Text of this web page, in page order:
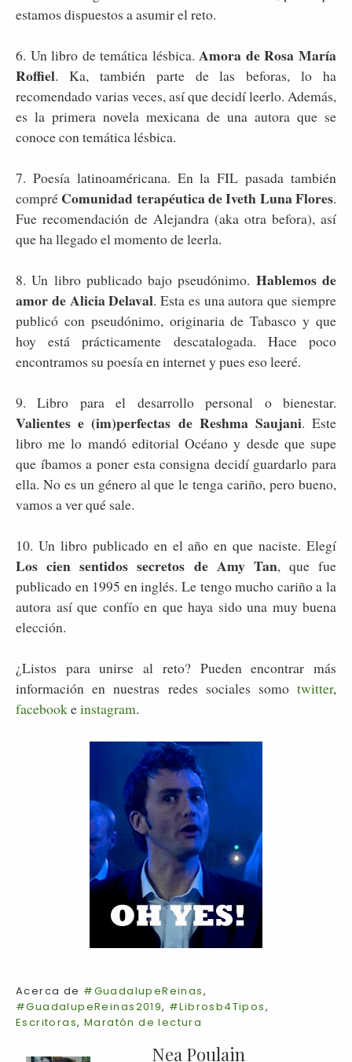
estamos dispuestos a asumir el reto.
6. Un libro de temática lésbica. Amora de Rosa María
Roffiel. Ka, también parte de las beforas, lo ha
recomendado varias veces, así que decidí leerlo. Además,
es la primera novela mexicana de una autora que se
conoce con temática lésbica.
7. Poesía latinoaméricana. En la FIL pasada también
compré Comunidad terapéutica de Iveth Luna Flores.
Fue recomendación de Alejandra (aka otra befora), así
que ha llegado el momento de leerla.
8. Un libro publicado bajo pseudónimo. Hablemos de
amor de Alicia Delaval. Esta es una autora que siempre
publicó con pseudónimo, originaria de Tabasco y que
hoy está prácticamente descatalogada. Hace poco
encontramos su poesía en internet y pues eso leeré.
9. Libro para el desarrollo personal o bienestar.
Valientes e (im)perfectas de Reshma Saujani. Este
libro me lo mandó editorial Océano y desde que supe
que íbamos a poner esta consigna decidí guardarlo para
ella. No es un género al que le tenga cariño, pero bueno,
vamos a ver qué sale.
10. Un libro publicado en el año en que naciste. Elegí
Los cien sentidos secretos de Amy Tan, que fue
publicado en 1995 en inglés. Le tengo mucho cariño a la
autora así que confío en que haya sido una muy buena
elección.
¿Listos para unirse al reto? Pueden encontrar más
información en nuestras redes sociales somo twitter,
facebookeinstagram.
Acerca de #GuadalupeReinas,
#GuadalupeReinas2019, #Librosb4Tipos,
Escritoras, Maratón de lectura
Nea Poulain